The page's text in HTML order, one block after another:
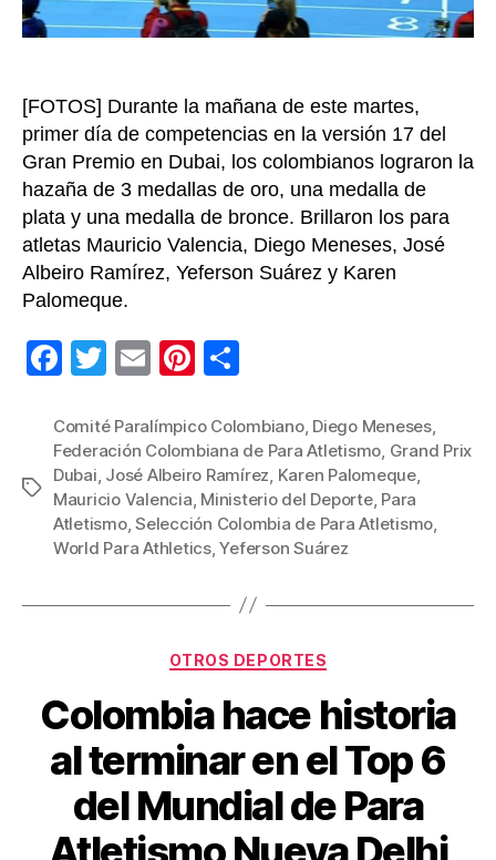
en
[FOTOS] Durante la mañana de este martes,
primer día de competencias en la versión 17 del
Gran Premio en Dubai, los colombianos lograron la
hazaña de 3 medallas de oro, una medalla de
plata y una medalla de bronce. Brillaron los para
atletas Mauricio Valencia, Diego Meneses, José
Albeiro Ramírez, Yeferson Suárez y Karen
Palomeque.
F
c
e
b
o
k
T
tt
er
E
ail
Pi
er
e
st
m
p
ar
tir
Etiquetas
Comité Paralímpico Colombiano, Diego Meneses,
Federación Colombiana de Para Atletismo, Grand Prix
Dubai, José Albeiro Ramírez, Karen Palomeque,
Mauricio Valencia, Ministerio del Deporte, Para
Atletismo,Selección Colombia de Para Atletismo,
World Para Athletics,Yeferson Suárez
Categorías
OTROS DEPORTES
Colombia hace historia
al terminar en el Top 6
del Mundial de Para